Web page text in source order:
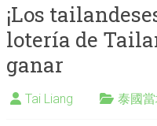
¡Los
lotería de
ganar
Tai Liang 泰國